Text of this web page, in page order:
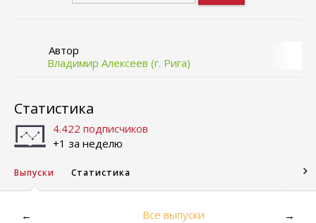
Автор
Владимир Алексеев (г. Рига)
Статистика
4.422 подписчиков
+1 за неделю
Выпуски Статистика
← Все выпуски →